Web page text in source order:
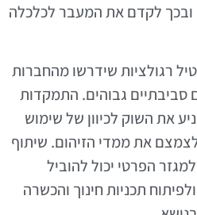
ובכך לקדם את המעבר לכלכלה
רגולציות שידרשו מהחברות
סביבתיים גבוהים. התמקדות
את השוק לכיוון של שימוש
את ממדי הזיהום. שיתוף
הפרטי יכול להוביל
תכניות חינוך והכשרה